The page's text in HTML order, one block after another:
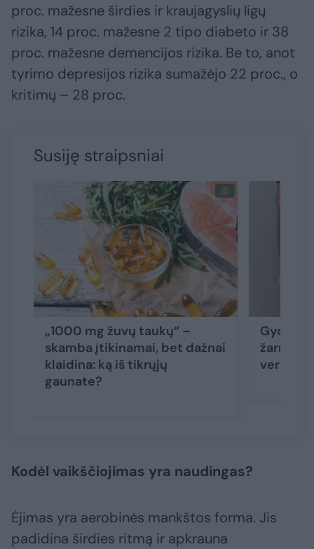
proc. mažesne širdies ir kraujagyslių ligų
rizika, 14 proc. mažesne 2 tipo diabeto ir 38
proc. mažesne demencijos rizika. Be to, anot
tyrimo depresijos rizika sumažėjo 22 proc., o
kritimų – 28 proc.
Susiję straipsniai
„1000 mg žuvų taukų“ –
skamba įtikinamai, bet dažnai
klaidina: ką iš tikrųjų
gaunate?
žarnyno
verčia
Kodėl vaikščiojimas yra naudingas?
Ėjimas yra aerobinės mankštos forma. Jis
padidina širdies ritmą ir apkrauna